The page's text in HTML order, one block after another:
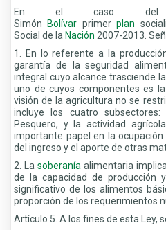
En el caso
SimónBolívar primerplan
Social de la Nación 2007-2013.
1. En lo referente a la
garantía de la seguridad
integral cuyo alcance trasciende
uno de cuyos componentes es
visión de la agricultura no se
incluye los cuatro
Pesquero, y la actividad
importante papel en la
del ingreso y el aporte de otras
2. La soberanía alimentaria
de la capacidad de producción
significativo de los alimentos
proporción de los requerimientos
Artículo 5. A los fines de esta Ley,